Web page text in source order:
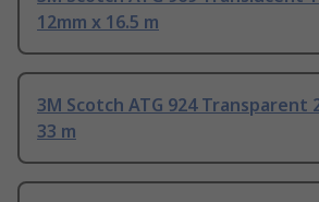
12mm x 16.5 m
3M Scotch ATG 924 Transparent
33 m